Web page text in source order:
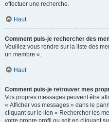
effectuer une recherche.
Haut
Comment puis-je rechercher des
Veuillez vous rendre sur la liste des
un membre ».
Haut
Comment puis-je retrouver mes
Vos propres messages peuvent être
« Afficher vos messages » dans le
cliquant sur le lien « Rechercher les
votre propre profil ou soit en cliquant